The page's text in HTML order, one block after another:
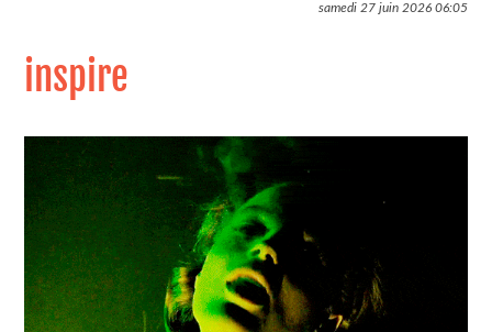
samedi 27 juin 202606:05
inspire